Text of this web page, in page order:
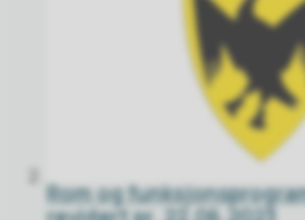
Rom og